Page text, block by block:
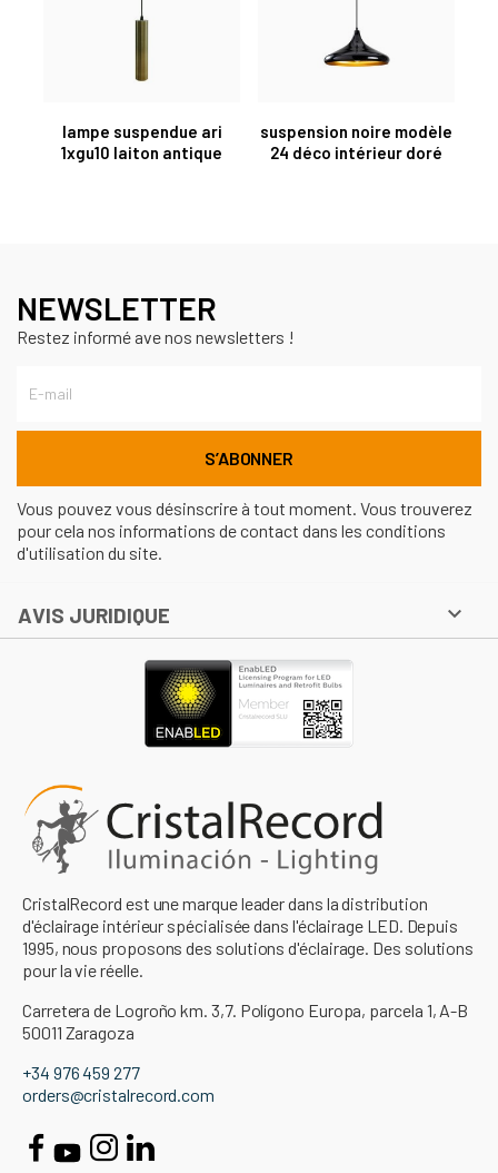
lampe suspendue ari
1xgu10 laiton antique
suspension noire modèle
24 déco intérieur doré
NEWSLETTER
Restez informé ave nos newsletters !
Vous pouvez vous désinscrire à tout moment. Vous trouverez
pour cela nos informations de contact dans les conditions
d'utilisation du site.
AVIS JURIDIQUE 
CristalRecord est une marque leader dans la distribution
d'éclairage intérieur spécialisée dans l'éclairage LED. Depuis
1995, nous proposons des solutions d'éclairage. Des solutions
pour la vie réelle.
Carretera de Logroño km. 3,7. Polígono Europa, parcela 1, A-B
50011 Zaragoza
+34 976 459 277
orders@cristalrecord.com